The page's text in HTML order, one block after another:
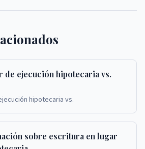
de ejecución hipotecaria vs.
hipotecaria vs.
sobre escritura en lugar